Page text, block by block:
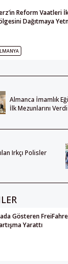
Reform Vaatleri
Dağıtmaya
Almanca İmamlık
İlk Mezunlarını Verdi
Irkçı Polisler
Gösteren
Yarattı